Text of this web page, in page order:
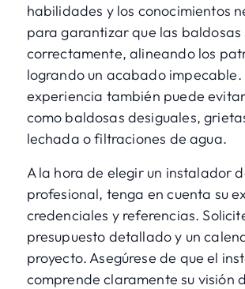
habilidades y los conocimientos
para garantizar que las baldosas
correctamente, alineando los
logrando un acabado impecable.
experiencia también puede
como baldosas desiguales,
lechada o filtraciones de agua.
A la hora de elegir un instalador
profesional, tenga en cuenta su
credenciales y referencias.
presupuesto detallado y un
proyecto. Asegúrese de que el
comprende claramente su visión